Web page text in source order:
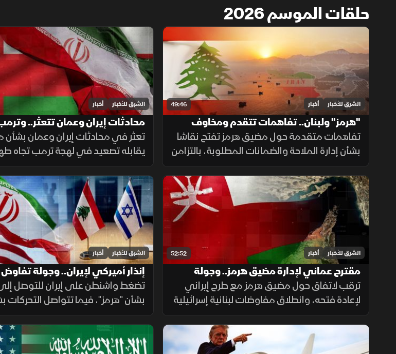
حلقات الموسم 2026
49:46 الشرق للأخبار أخبار
"هرمز" ولبنان.. تفاهمات تتقدم ومخاوف
التصعيد مستمرة
تفاهمات متقدمة حول مضيق هرمز تفتح نقاشا
بشأن إدارة الملاحة والضمانات المطلوبة، بالتزامن
مع استمرار مفاوضات روما حول الحدود ووقف
إطلاق النار، وسط تداخل الحسابات الإقليمية
والدولية.
الشرق للأخبار أخبار
محادثات إيران وعمان تتعثر..
بخيار التصعيد
تعثر في محادثات إيران وعمان
يقابله تصعيد في لهجة ترمب تجاه
بالتزامن مع استمرار ملفات القدس
وتحديات المهاجرين في سبتة.
52:52 الشرق للأخبار أخبار
مقترح عماني لإدارة مضيق هرمز.. وجولة
مفاوضات لبنانية في روما
ترقب لاتفاق حول مضيق هرمز مع طرح إيراني
لإعادة فتحه، وانطلاق مفاوضات لبنانية إسرائيلية
في روما، وتأكيد حماس التزامها بالاتفاق مقابل
الانسحاب، فيما يتصاعد القتال بين روسيا
وأوكرانيا.
الشرق للأخبار أخبار
إنذار أميركي لإيران.. وجولة
لبنان وإسرائيل
تضغط واشنطن على إيران للتوصل
بشأن "هرمز"، فيما تتواصل التحركات
السلاح في غزة، وتستعد روما لجولة
المفاوضات اللبنانية الإسرائيلية،
لأمن الملاحة في البحر الأحمر.